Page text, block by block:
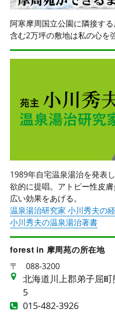
阿寒摩周国立公園に隣接す
含む2万坪の敷地は私の心を
1989年自宅温泉湯治を発表
欲的に提唱。アトピー性皮
広い効果をあげる。
温泉湯治研究家 小川秀夫の
小川秀夫の温泉湯治著書
forest in 摩周苑の所在地
〒 088-3200
北海道川上郡弟子屈
5
015-482-3926